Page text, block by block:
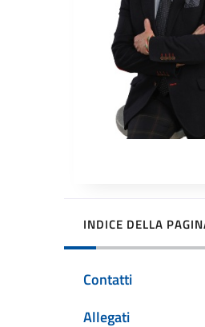
INDICE DELLA
Contatti
Allegati